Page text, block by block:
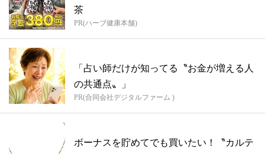
茶
PR(ハーブ健康本舗)
「占い師だけが知ってる〝お金が増える人
の共通点〟」
PR(合同会社デジタルファーム )
ボーナスを貯めてでも買いたい！〝カルテ